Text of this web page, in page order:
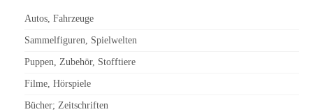
Autos, Fahrzeuge
Sammelfiguren, Spielwelten
Puppen, Zubehör, Stofftiere
Filme, Hörspiele
Bücher; Zeitschriften